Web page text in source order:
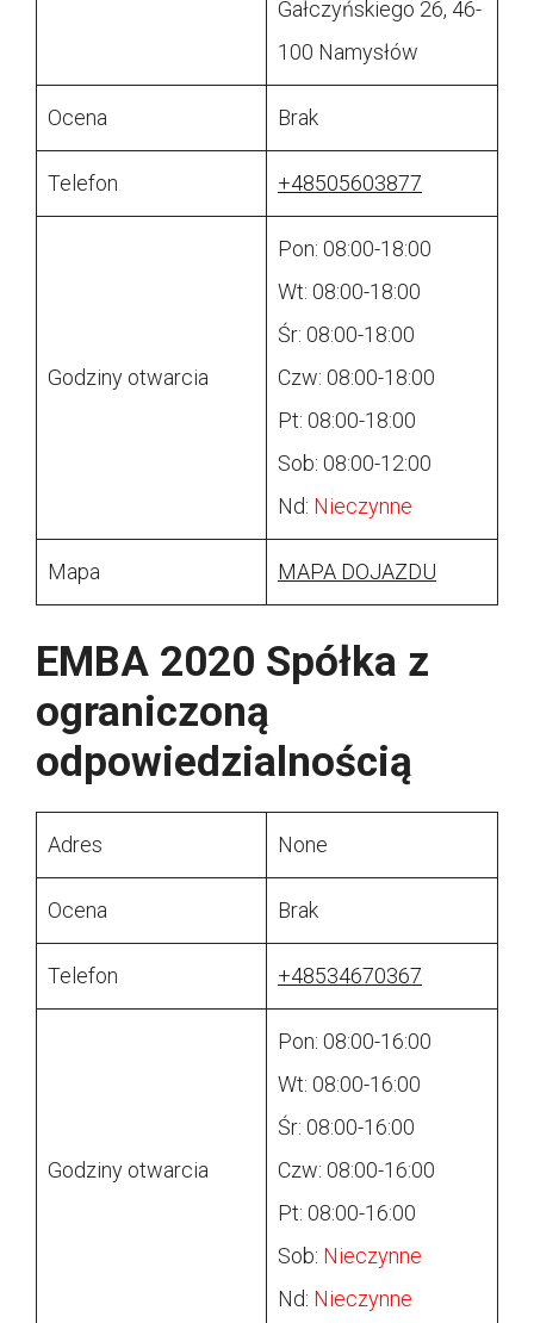
Gałczyńskiego 26, 46-
100 Namysłów
Ocena Brak
Telefon +48505603877
Godziny otwarcia
Pon: 08:00-18:00
Wt: 08:00-18:00
Śr: 08:00-18:00
Czw: 08:00-18:00
Pt: 08:00-18:00
Sob: 08:00-12:00
Nd: Nieczynne
Mapa MAPA DOJAZDU
EMBA 2020 Spółka z
ograniczoną
odpowiedzialnością
Adres None
Ocena Brak
Telefon +48534670367
Godziny otwarcia
Pon: 08:00-16:00
Wt: 08:00-16:00
Śr: 08:00-16:00
Czw: 08:00-16:00
Pt: 08:00-16:00
Sob: Nieczynne
Nd: Nieczynne